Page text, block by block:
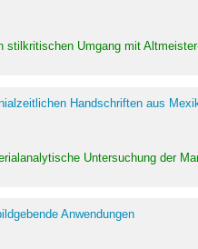
Umgang mit
Handschriften aus
Untersuchung der
Anwendungen